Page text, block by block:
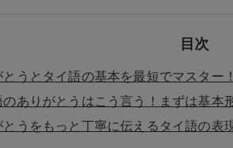
目次
とうとタイ語の基本を最短でマスター
のありがとうはこう言う！まずは基本
とうをもっと丁寧に伝えるタイ語の表